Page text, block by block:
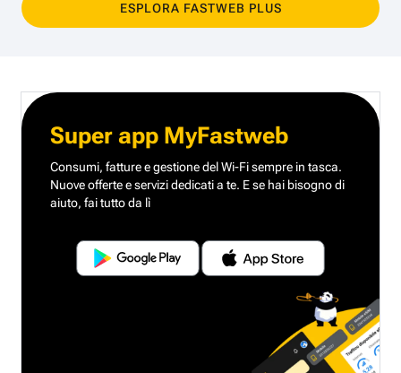
ESPLORA FASTWEB PLUS
Super app MyFastweb
Consumi, fatture e gestione del Wi-Fi sempre in tasca.
Nuove offerte e servizi dedicati a te. E se hai bisogno di
aiuto, fai tutto da lì